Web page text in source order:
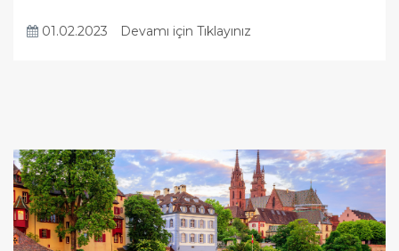
01.02.2023 Devamı için Tıklayınız